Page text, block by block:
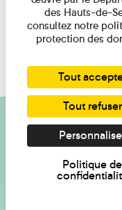
Je
des Hauts-de-
consultez notre
protection des
Tout
Tout refuser
Politique de